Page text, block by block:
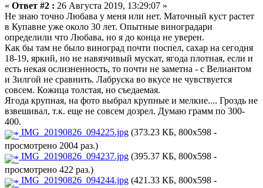
« Ответ #2 : 26 Августа 2019, 13:29:07 »
Не знаю точно Любава у меня или нет. Маточный куст растет
в Купавне уже около 30 лет. Опытные виноградари
определили что Любава, но я до конца не уверен.
Как бы там не было виноград почти поспел, сахар на сегодня
18-19, яркий, но не навязчивый мускат, ягода плотная, если и
есть некая ослизненность, то почти не заметна - с Велиантом
и Зилгой не сравнить. Лабруска во вкусе не чувствуется
совсем. Кожица толстая, но съедаемая.
Ягода крупная, на фото выбрал крупные и мелкие.... Гроздь не
взвешивал, т.к. еще не совсем дозрел. Думаю грамм по 300-
400.
IMG_20190826_094225.jpg (373.23 КБ, 800x598 -
просмотрено 2004 раз.)
IMG_20190826_094237.jpg (395.37 КБ, 800x598 -
просмотрено 422 раз.)
IMG_20190826_094244.jpg (421.33 КБ, 800x598 -